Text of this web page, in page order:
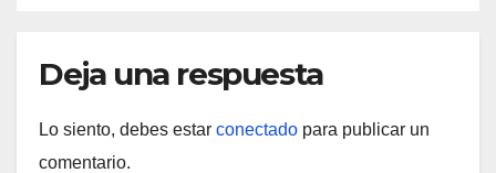
Deja una respuesta
Lo siento, debes estar conectado para publicar un
comentario.